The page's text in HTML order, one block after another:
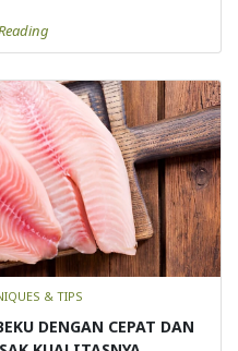
& TIPS
DENGAN CEPAT DAN